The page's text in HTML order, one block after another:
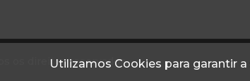
Utilizamos Cookies para garantir
os direitos reservados.